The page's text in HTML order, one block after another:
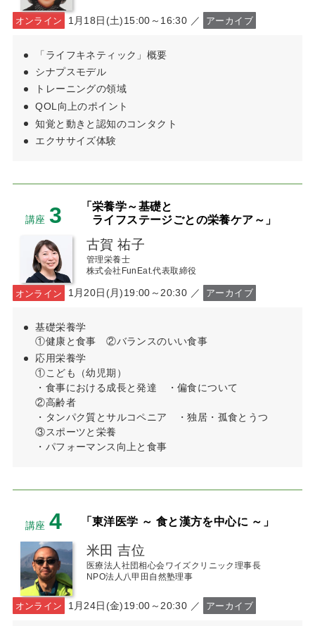
オンライン 1月18日(土)15:00～16:30 ／ アーカイブ
「ライフキネティック」概要
シナプスモデル
トレーニングの領域
QOL向上のポイント
知覚と動きと認知のコンタクト
エクササイズ体験
講座 3
「栄養学～基礎と
ライフステージごとの栄養ケア～」
古賀 祐子
管理栄養士
株式会社FunEat.代表取締役
オンライン 1月20日(月)19:00～20:30 ／ アーカイブ
基礎栄養学
①健康と食事 ②バランスのいい食事
応用栄養学
①こども（幼児期）
・食事における成長と発達 ・偏食について
②高齢者
・タンパク質とサルコペニア ・独居・孤食とうつ
③スポーツと栄養
・パフォーマンス向上と食事
講座 4 「東洋医学 ～ 食と漢方を中心に ～」
米田 吉位
医療法人社団相心会ワイズクリニック理事長
NPO法人八甲田自然塾理事
オンライン 1月24日(金)19:00～20:30 ／ アーカイブ